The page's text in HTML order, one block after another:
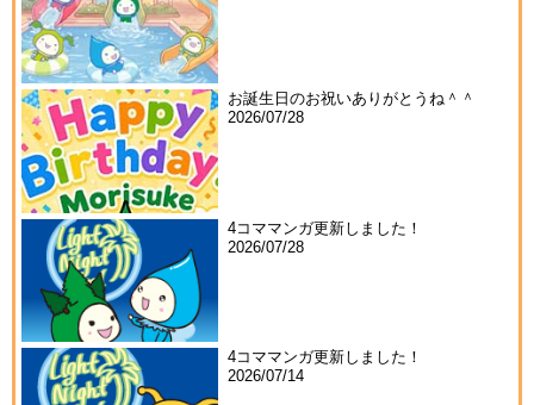
お誕生日のお祝いありがとうね＾＾
2026/07/28
4コママンガ更新しました！
2026/07/28
4コママンガ更新しました！
2026/07/14